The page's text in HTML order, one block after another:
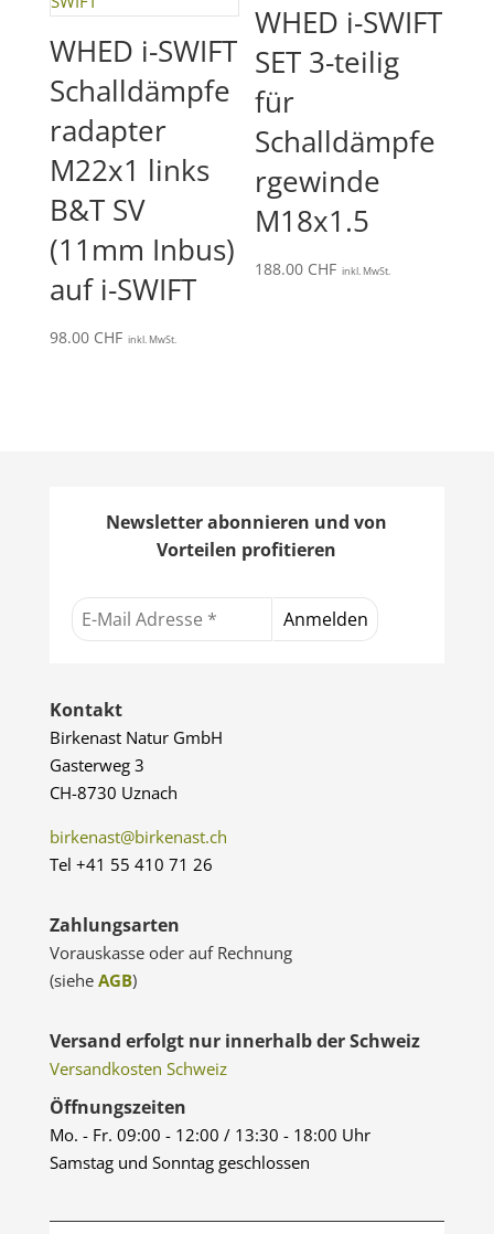
WHED i-SWIFT
Schalldämpfe
radapter
M22x1 links
B&T SV
(11mm Inbus)
auf i-SWIFT
98.00 CHF inkl. MwSt.
WHED i-SWIFT
SET 3-teilig
für
Schalldämpfe
rgewinde
M18x1.5
188.00 CHF inkl. MwSt.
Newsletter abonnieren und von
Vorteilen profitieren
Kontakt
Birkenast Natur GmbH
Gasterweg 3
CH-8730 Uznach
birkenast@birkenast.ch
Tel +41 55 410 71 26
Zahlungsarten
Vorauskasse oder auf Rechnung
(siehe AGB)
Versand erfolgt nur innerhalb der Schweiz
Versandkosten Schweiz
Öffnungszeiten
Mo. - Fr. 09:00 - 12:00 / 13:30 - 18:00 Uhr
Samstag und Sonntag geschlossen